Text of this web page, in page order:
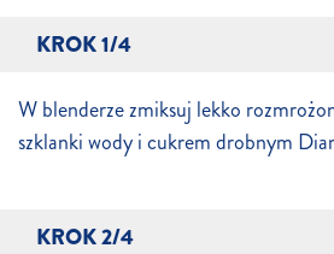
KROK 1/4
W blenderze zmiksuj lekko
szklanki wody i cukrem drobnym
KROK 2/4